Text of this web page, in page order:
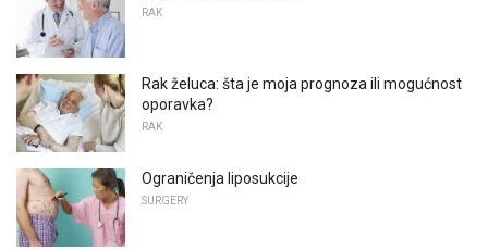
RAK
Rak želuca: šta je moja prognoza ili mogućnost
oporavka?
RAK
Ograničenja liposukcije
SURGERY